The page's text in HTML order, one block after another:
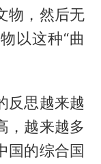
物，然后无
以这种“曲
反思越来越
，越来越多
国的综合国